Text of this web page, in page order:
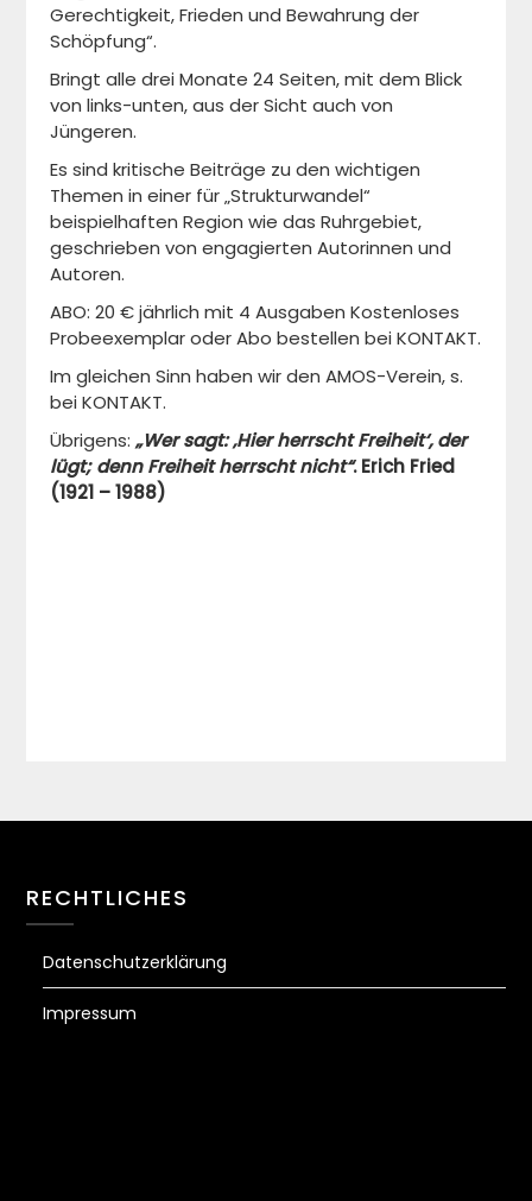
Gerechtigkeit, Frieden und Bewahrung der
Schöpfung“.
Bringt alle drei Monate 24 Seiten, mit dem Blick
von links-unten, aus der Sicht auch von
Jüngeren.
Es sind kritische Beiträge zu den wichtigen
Themen in einer für „Strukturwandel“
beispielhaften Region wie das Ruhrgebiet,
geschrieben von engagierten Autorinnen und
Autoren.
ABO: 20 € jährlich mit 4 Ausgaben Kostenloses
Probeexemplar oder Abo bestellen bei KONTAKT.
Im gleichen Sinn haben wir den AMOS-Verein, s.
bei KONTAKT.
Übrigens: „Wer sagt: ‚Hier herrscht Freiheit‘, der
lügt; denn Freiheit herrscht nicht“. Erich Fried
(1921 – 1988)
RECHTLICHES
Datenschutzerklärung
Impressum